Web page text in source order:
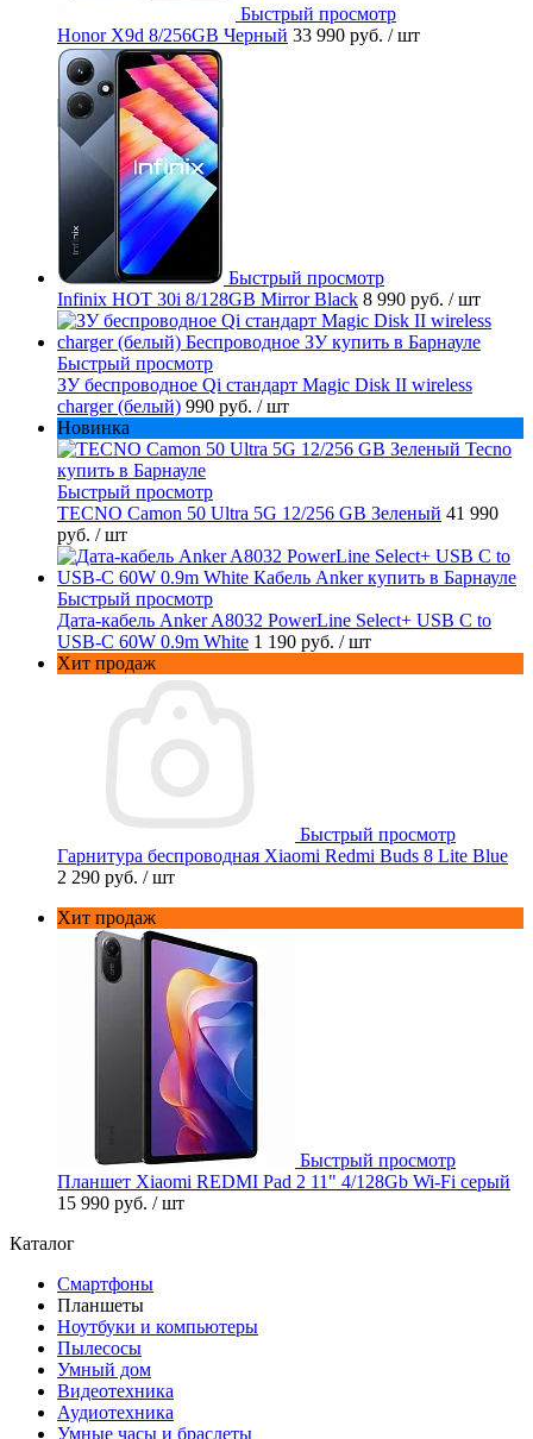
Быстрый просмотр
Honor X9d 8/256GB Черный 33 990 руб. / шт
Быстрый просмотр
Infinix HOT 30i 8/128GB Mirror Black 8 990 руб. / шт
Быстрый просмотр
ЗУ беспроводное Qi стандарт Magic Disk II wireless
charger (белый) 990 руб. / шт
Новинка
Быстрый просмотр
TECNO Camon 50 Ultra 5G 12/256 GB Зеленый 41 990
руб. / шт
Быстрый просмотр
Дата-кабель Anker A8032 PowerLine Select+ USB C to
USB-C 60W 0.9m White 1 190 руб. / шт
Хит продаж
Быстрый просмотр
Гарнитура беспроводная Xiaomi Redmi Buds 8 Lite Blue
2 290 руб. / шт
Хит продаж
Быстрый просмотр
Планшет Xiaomi REDMI Pad 2 11" 4/128Gb Wi-Fi серый
15 990 руб. / шт
Каталог
Смартфоны
Планшеты
Ноутбуки и компьютеры
Пылесосы
Умный дом
Видеотехника
Аудиотехника
Умные часы и браслеты